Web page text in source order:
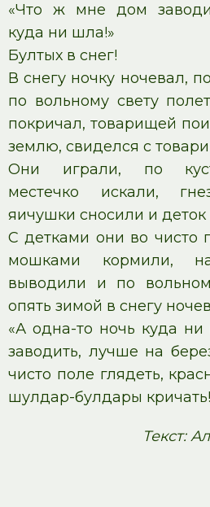
«Что ж мне дом
куда ни шла!»
Бултых в снег!
В снегу ночку ночевал,
по вольному свету
покричал, товарищей
землю, свиделся с
Они играли, по
местечко искали,
яичушки сносили и
С детками они во чисто
мошками кормили,
выводили и по
опять зимой в снегу
«А одна-то ночь куда
заводить, лучше на
чисто поле глядеть,
шулдар-булдары
Текст: